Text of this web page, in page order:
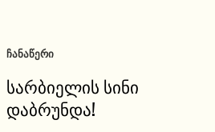
ᲩᲐᲜᲐᲬᲔᲠᲘ
სარბიელის სინი
დაბრუნდა!